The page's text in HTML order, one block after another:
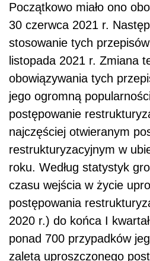
Początkowo miało ono
30 czerwca 2021 r.
stosowanie tych
listopada 2021 r. Zmiana
obowiązywania tych
jego ogromną
postępowanie
najczęściej otwieranym
restrukturyzacyjnym w
roku. Według statystyk
czasu wejścia w życie
postępowania
2020 r.) do końca I
ponad 700 przypadków
zaletą uproszczonego